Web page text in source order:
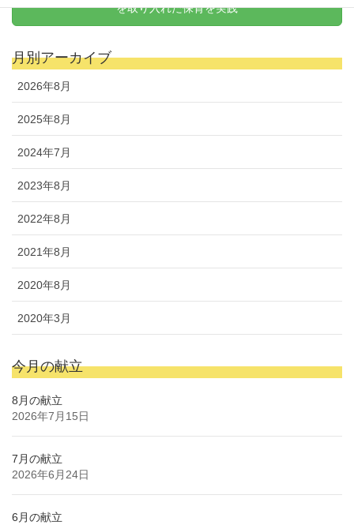
を取り入れた保育を実践
月別アーカイブ
2026年8月
2025年8月
2024年7月
2023年8月
2022年8月
2021年8月
2020年8月
2020年3月
今月の献立
8月の献立
2026年7月15日
7月の献立
2026年6月24日
6月の献立